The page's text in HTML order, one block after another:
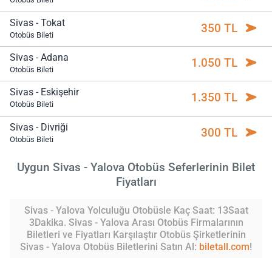
Sivas - Tokat
Otobüs Bileti 350 TL
Sivas - Adana
Otobüs Bileti 1.050 TL
Sivas - Eskişehir
Otobüs Bileti 1.350 TL
Sivas - Divriği
Otobüs Bileti 300 TL
Uygun Sivas - Yalova Otobüs Seferlerinin Bilet
Fiyatları
Sivas - Yalova Yolculuğu Otobüsle Kaç Saat: 13Saat
3Dakika. Sivas - Yalova Arası Otobüs Firmalarının
Biletleri ve Fiyatları Karşılaştır Otobüs Şirketlerinin
Sivas - Yalova Otobüs Biletlerini Satın Al: biletall.com!